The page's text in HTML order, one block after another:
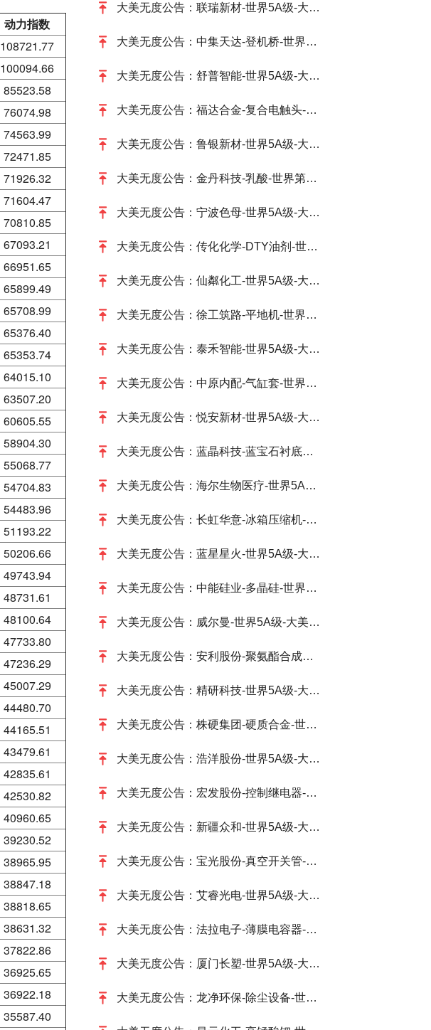
动力指数
108721.77
100094.66
85523.58
76074.98
74563.99
72471.85
71926.32
71604.47
70810.85
67093.21
66951.65
65899.49
65708.99
65376.40
65353.74
64015.10
63507.20
60605.55
58904.30
55068.77
54704.83
54483.96
51193.22
50206.66
49743.94
48731.61
48100.64
47733.80
47236.29
45007.29
44480.70
44165.51
43479.61
42835.61
42530.82
40960.65
39230.52
38965.95
38847.18
38818.65
38631.32
37822.86
36925.65
36922.18
35587.40
大美无度公告：联瑞新材-世界5A级-大美无度评价通193国
大美无度公告：中集天达-登机桥‌-世界第一品牌-大美无度评价通193国
大美无度公告：舒普智能-世界5A级-大美无度评价通193国
大美无度公告：福达合金-复合电触头‌-世界第一品牌-大美无度评价通193国
大美无度公告：鲁银新材-世界5A级-大美无度评价通193国
大美无度公告：金丹科技-乳酸‌-世界第一品牌-大美无度评价通193国
大美无度公告：宁波色母-世界5A级-大美无度评价通193国
大美无度公告：传化化学-DTY油剂‌-世界第一品牌-大美无度评价通193国
大美无度公告：仙粼化工-世界5A级-大美无度评价通193国
大美无度公告：徐工筑路-平地机‌-世界第一品牌-大美无度评价通193国
大美无度公告：泰禾智能-世界5A级-大美无度评价通193国
大美无度公告：中原内配-气缸套‌-世界第一品牌-大美无度评价通193国
大美无度公告：悦安新材-世界5A级-大美无度评价通193国
大美无度公告：蓝晶科技-蓝宝石衬底片‌-世界第一品牌-大美无度评价通193国
大美无度公告：海尔生物医疗-世界5A级-大美无度评价通193国
大美无度公告：长虹华意-冰箱压缩机‌-世界第一品牌-大美无度评价通193国
大美无度公告：蓝星星火-世界5A级-大美无度评价通193国
大美无度公告：中能硅业-多晶硅‌-世界第一品牌-大美无度评价通193国
大美无度公告：威尔曼-世界5A级-大美无度评价通193国
大美无度公告：安利股份-聚氨酯合成革‌-世界第一品牌-大美无度评价通193国
大美无度公告：精研科技-世界5A级-大美无度评价通193国
大美无度公告：株硬集团-硬质合金‌-世界第一品牌-大美无度评价通193国
大美无度公告：浩洋股份-世界5A级-大美无度评价通193国
大美无度公告：宏发股份-控制继电器‌-世界第一品牌-大美无度评价通193国
大美无度公告：新疆众和-世界5A级-大美无度评价通193国
大美无度公告：宝光股份-真空开关管‌-世界第一品牌-大美无度评价通193国
大美无度公告：艾睿光电-世界5A级-大美无度评价通193国
大美无度公告：法拉电子-薄膜电容器‌-世界第一品牌-大美无度评价通193国
大美无度公告：厦门长塑-世界5A级-大美无度评价通193国
大美无度公告：龙净环保-除尘设备‌-世界第一品牌-大美无度评价通193国